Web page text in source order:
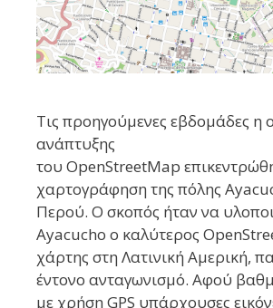
Τις προηγούμενες εβδομάδες η
ανάπτυξης
του OpenStreetMap
χαρτογράφηση της πόλης
Περού. Ο σκοπός ήταν να
Ayacucho ο καλύτερος
χάρτης στη Λατινική Αμερική,
έντονο ανταγωνισμό. Αφού
με χρήση GPS υπάρχουσες